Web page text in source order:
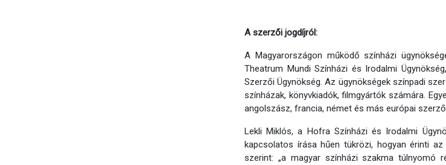
Aszerzői jogdíjról:
A Magyarországon működő színházi
Theatrum Mundi Színházi és Irodalmi
Szerzői Ügynökség. Az ügynökségek színpadi
színházak, könyvkiadók, filmgyártók számára.
angolszász, francia, német és más európai
Lekli Miklós, a Hofra Színházi és Irodalmi
kapcsolatos írása hűen tükrözi, hogyan érinti
szerint: „a magyar színházi szakma túlnyomó